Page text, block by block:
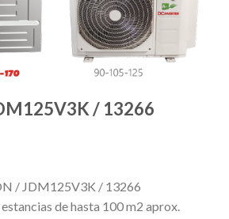
/ 13266
/ JDM125V3K / 13266
de hasta 100 m2 aprox.